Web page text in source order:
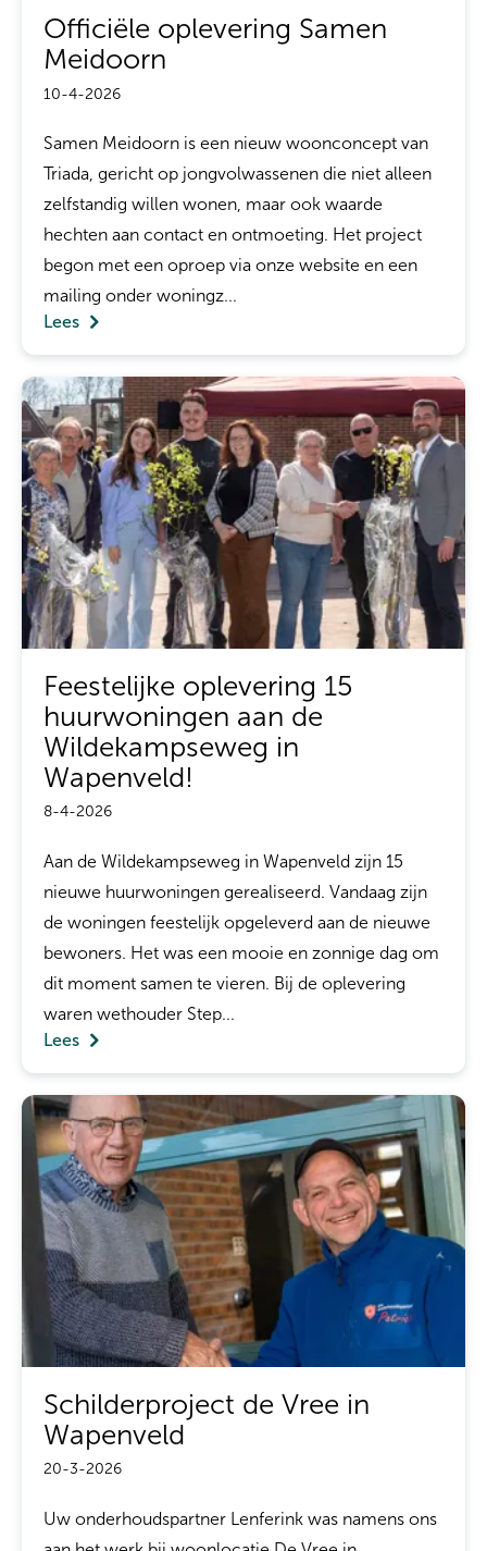
Officiële oplevering Samen
Meidoorn
10-4-2026
Samen Meidoorn is een nieuw woonconcept van
Triada, gericht op jongvolwassenen die niet alleen
zelfstandig willen wonen, maar ook waarde
hechten aan contact en ontmoeting. Het project
begon met een oproep via onze website en een
mailing onder woningz...
Lees
Feestelijke oplevering 15
huurwoningen aan de
Wildekampseweg in
Wapenveld!
8-4-2026
Aan de Wildekampseweg in Wapenveld zijn 15
nieuwe huurwoningen gerealiseerd. Vandaag zijn
de woningen feestelijk opgeleverd aan de nieuwe
bewoners. Het was een mooie en zonnige dag om
dit moment samen te vieren. Bij de oplevering
waren wethouder Step...
Lees
Schilderproject de Vree in
Wapenveld
20-3-2026
Uw onderhoudspartner Lenferink was namens ons